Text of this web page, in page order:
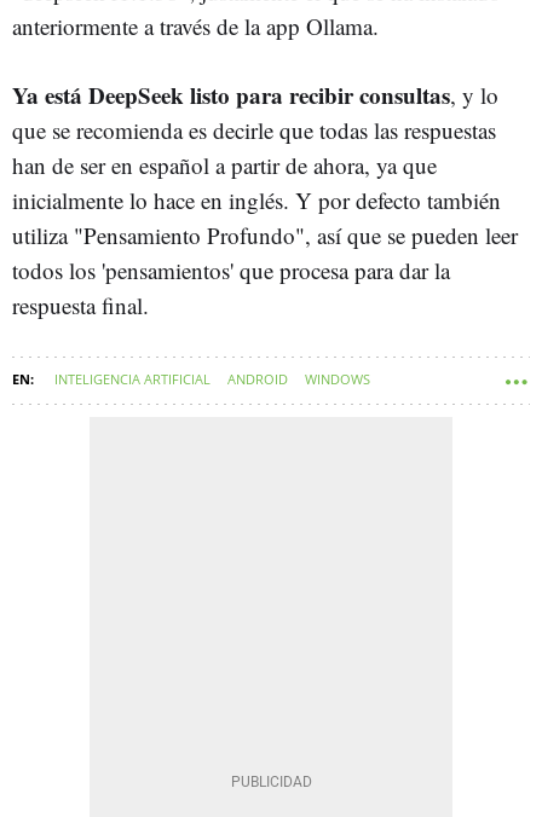
anteriormente a través de la app Ollama.
Ya está DeepSeek listo para recibir consultas, y lo
que se recomienda es decirle que todas las respuestas
han de ser en español a partir de ahora, ya que
inicialmente lo hace en inglés. Y por defecto también
utiliza "Pensamiento Profundo", así que se pueden leer
todos los 'pensamientos' que procesa para dar la
respuesta final.
INTELIGENCIA ARTIFICIAL ANDROID WINDOWS